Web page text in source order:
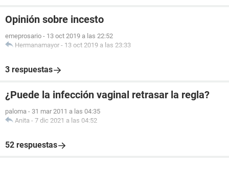
Opinión sobre incesto
emeprosario - 13 oct 2019 a las 22:52
Hermanamayor - 13 oct 2019 a las 23:33
3 respuestas
¿Puede la infección vaginal retrasar la regla?
paloma - 31 mar 2011 a las 04:35
Anita - 7 dic 2021 a las 04:52
52 respuestas